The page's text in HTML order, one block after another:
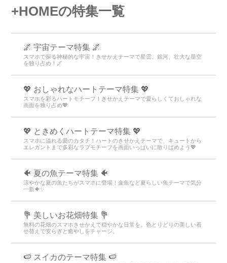
+HOMEの特集一覧
🌌 宇宙テーマ特集 🌌
スマホで探る神秘的な宇宙！きせかえテーマで星雲、銀河、壮大な星空
を独り占め！🌌
💖 おしゃれなハートテーマ特集 💖
スマホを彩るハートモチーフ！きせかえテーマで愛らしくておしゃれな
画面を独り占め💖
💖 ときめくハートテーマ特集 💖
スマホに溢れる愛のカタチ！ハートのきせかえテーマで、キュートから
エレガントまで多彩なラブモチーフを画面いっぱいに散りばめよう💖
🐠 夏の魚テーマ特集 🐠
涼やかな夏の魚たちがスマホに登場！金魚など夏らしい魚テーマで気分
一新🐠✨
💐 美しいお花畑特集 💐
無料の花畑のスマホきせかえで穏やかな日常を。色とりどりの美しい着
せ替えで安らぎと癒やしをチャージ。
🍉 スイカのテーマ特集 🍉